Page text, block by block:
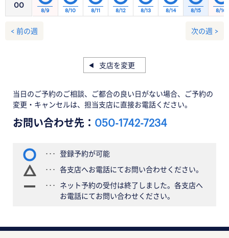
00
8/9 8/10 8/11 8/12 8/13 8/14 8/15 8/16
< 前の週 次の週 >
支店を変更
当日のご予約のご相談、ご都合の良い日がない場合、ご予約の
変更・キャンセルは、担当支店に直接お電話ください。
お問い合わせ先： 050-1742-7234
登録予約が可能
各支店へお電話にてお問い合わせください。
ネット予約の受付は終了しました。各支店へ
お電話にてお問い合わせください。